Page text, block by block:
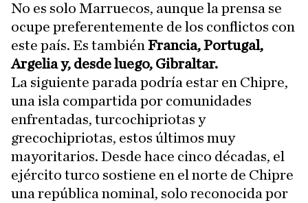
No es solo Marruecos, aunque la prensa se
ocupe preferentemente de los conflictos con
este país. Es también Francia, Portugal,
Argelia y, desde luego, Gibraltar.
La siguiente parada podría estar en Chipre,
una isla compartida por comunidades
enfrentadas, turcochipriotas y
grecochipriotas, estos últimos muy
mayoritarios. Desde hace cinco décadas, el
ejército turco sostiene en el norte de Chipre
una república nominal, solo reconocida por